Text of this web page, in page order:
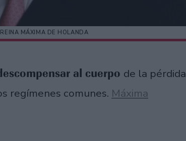
MÁXIMA DE HOLANDA
al cuerpo de la pérdida
regímenes comunes. Máxima